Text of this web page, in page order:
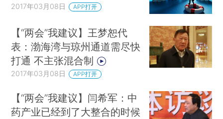
2017年03月08日 APP打开
【“两会”我建议】王梦恕代
表：渤海湾与琼州通道需尽快
打通 不主张混合制
2017年03月08日 APP打开
【“两会”我建议】闫希军：中
药产业已经到了大整合的时候